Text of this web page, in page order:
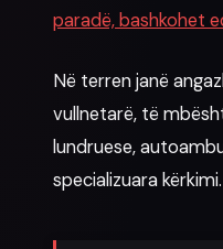
paradë, bashkohet
Në terren janë
vullnetarë, të
lundruese,
specializuara kërkimi.